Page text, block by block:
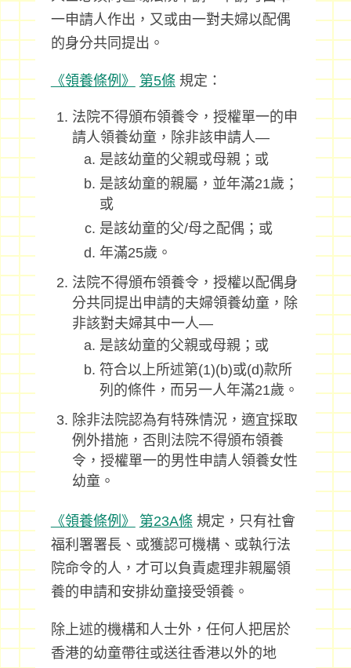
一申請人作出，又或由一對夫婦以配偶
的身分共同提出。
《領養條例》 第5條 規定：
法院不得頒布領養令，授權單一的申
請人領養幼童，除非該申請人—
是該幼童的父親或母親；或
是該幼童的親屬，並年滿21歲；
或
是該幼童的父/母之配偶；或
年滿25歲。
法院不得頒布領養令，授權以配偶身
分共同提出申請的夫婦領養幼童，除
非該對夫婦其中一人—
是該幼童的父親或母親；或
符合以上所述第(1)(b)或(d)款所
列的條件，而另一人年滿21歲。
除非法院認為有特殊情況，適宜採取
例外措施，否則法院不得頒布領養
令，授權單一的男性申請人領養女性
幼童。
《領養條例》 第23A條 規定，只有社會
福利署署長、或獲認可機構、或執行法
院命令的人，才可以負責處理非親屬領
養的申請和安排幼童接受領養。
除上述的機構和人士外，任何人把居於
香港的幼童帶往或送往香港以外的地